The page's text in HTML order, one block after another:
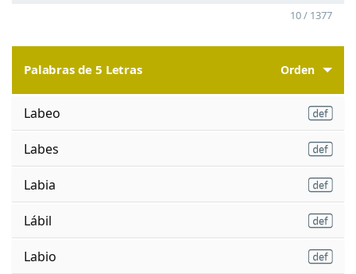
10 / 1377
Palabras de 5 Letras Orden
Labeo
Labes
Labia
Lábil
Labio